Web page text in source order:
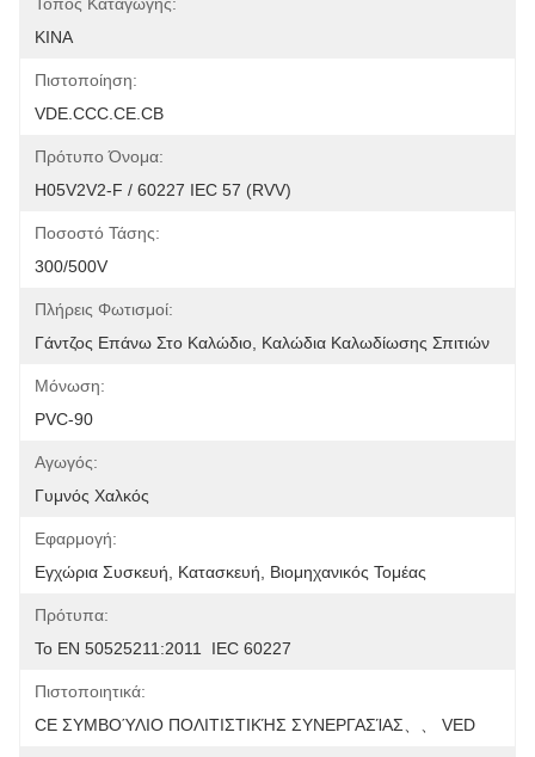
ΚΙΝΑ
Πιστοποίηση:
VDE.CCC.CE.CB
Πρότυπο Όνομα:
H05V2V2-F / 60227 IEC 57 (RVV)
Ποσοστό Τάσης:
300/500V
Πλήρεις Φωτισμοί:
Γάντζος Επάνω Στο Καλώδιο, Καλώδια Καλωδίωσης Σπιτιών
Μόνωση:
PVC-90
Αγωγός:
Γυμνός Χαλκός
Εφαρμογή:
Εγχώρια Συσκευή, Κατασκευή, Βιομηχανικός Τομέας
Πρότυπα:
Το EN 50525211:2011  IEC 60227
Πιστοποιητικά:
CE ΣΥΜΒΟΎΛΙΟ ΠΟΛΙΤΙΣΤΙΚΉΣ ΣΥΝΕΡΓΑΣΊΑΣ、、 VED